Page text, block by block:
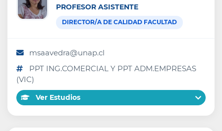
PROFESOR ASISTENTE
DIRECTOR/A DE CALIDAD FACULTAD
msaavedra@unap.cl
PPT ING.COMERCIAL Y PPT ADM.EMPRESAS
(VIC)
Ver Estudios